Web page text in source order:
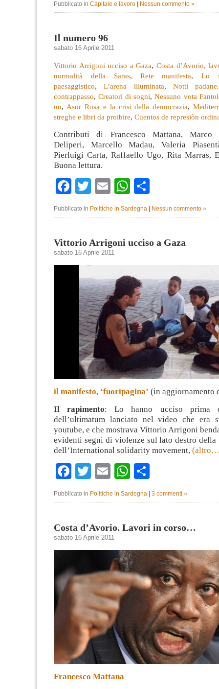
Pubblicato in Capitale e lavoro Nessun commento »
Il numero 96
sabato 16 Aprile 2011
Vittorio Arrigoni ucciso a Gaza,Costa d’Avorio,
normalità della Saras, Rete manifesta,Lo
paesaggistico,L’arena illuminata, Notti
contrappasso, Creatori di sogni,Nessuno vota
no, Asor Rosa e la crisi della democrazia,
streghe e libri da proibire, Cuentos de represiòn
Contributi di Francesco Mattana, Marco
Deliperi, Marcello Madau, Valeria
Pierluigi Carta, Raffaello Ugo, Rita Marras,
Buona lettura.
Facebook
TwitterEmailWhatsApp
Pubblicato in Politiche in Sardegna Nessun commento »
Vittorio Arrigoni ucciso a Gaza
sabato 16 Aprile 2011
il manifesto, ‘fuoripagina’ (in aggiornamento
Il rapimento: Lo hanno ucciso prima
dell’ultimatum lanciato nel video che era
youtube, e che mostrava Vittorio Arrigoni
evidenti segni di violenze sul lato destro della
dell’International solidarity movement,
Facebook
TwitterEmailWhatsApp
Pubblicato in Politiche in Sardegna 3 commenti »
Costa d’Avorio. Lavori in corso…
sabato 16 Aprile 2011
Francesco Mattana